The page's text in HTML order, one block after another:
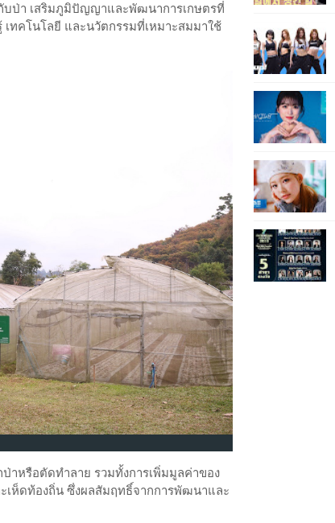
บป่า เสริมภูมิปัญญาและพัฒนาการเกษตรที่
ทคโนโลยี และนวัตกรรมที่เหมาะสมมาใช้
าหรือตัดทำลาย รวมทั้งการเพิ่มมูลค่าของ
เห็ดท้องถิ่น ซึ่งผลสัมฤทธิ์จากการพัฒนาและ